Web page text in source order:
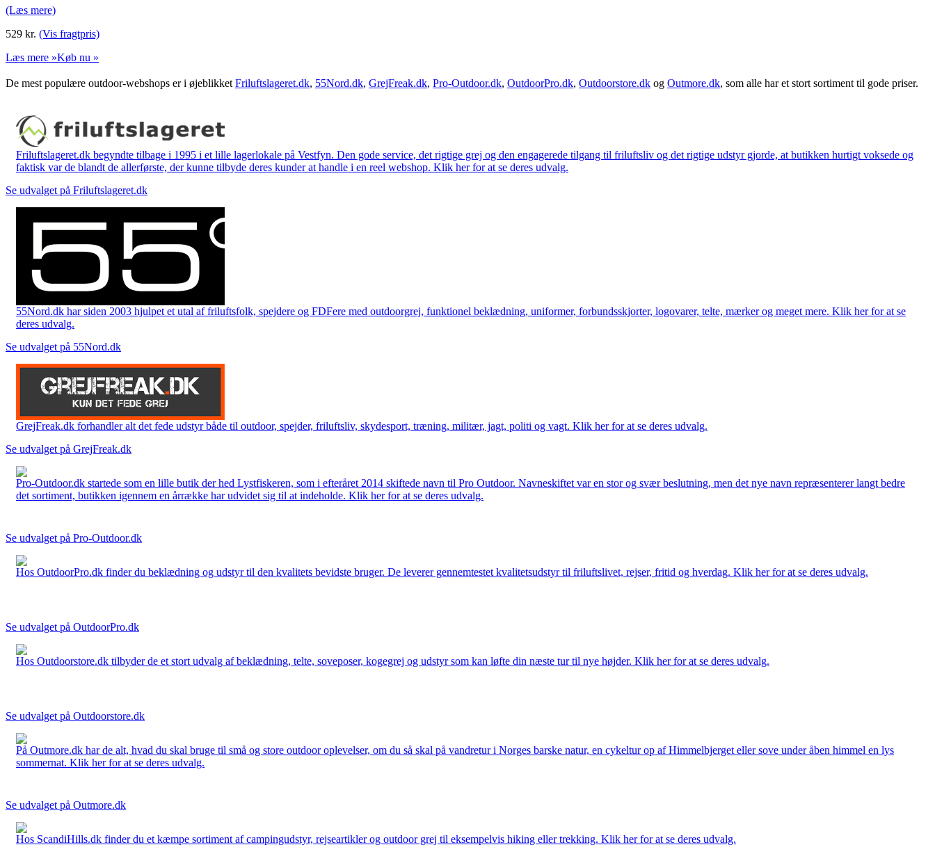
(Læs mere)
529 kr. (Vis fragtpris)
Læs mere »Køb nu »
De mest populære outdoor-webshops er i øjeblikket Friluftslageret.dk, 55Nord.dk, GrejFreak.dk, Pro-Outdoor.dk, OutdoorPro.dk, Outdoorstore.dk og Outmore.dk, som alle har et stort sortiment til gode priser.
Friluftslageret.dk begyndte tilbage i 1995 i et lille lagerlokale på Vestfyn. Den gode service, det rigtige grej og den engagerede tilgang til friluftsliv og det rigtige udstyr gjorde, at butikken hurtigt voksede og
faktisk var de blandt de allerførste, der kunne tilbyde deres kunder at handle i en reel webshop. Klik her for at se deres udvalg.
Se udvalget på Friluftslageret.dk
55Nord.dk har siden 2003 hjulpet et utal af friluftsfolk, spejdere og FDFere med outdoorgrej, funktionel beklædning, uniformer, forbundsskjorter, logovarer, telte, mærker og meget mere. Klik her for at se
deres udvalg.
Se udvalget på 55Nord.dk
GrejFreak.dk forhandler alt det fede udstyr både til outdoor, spejder, friluftsliv, skydesport, træning, militær, jagt, politi og vagt. Klik her for at se deres udvalg.
Se udvalget på GrejFreak.dk
Pro-Outdoor.dk startede som en lille butik der hed Lystfiskeren, som i efteråret 2014 skiftede navn til Pro Outdoor. Navneskiftet var en stor og svær beslutning, men det nye navn repræsenterer langt bedre
det sortiment, butikken igennem en årrække har udvidet sig til at indeholde. Klik her for at se deres udvalg.
Se udvalget på Pro-Outdoor.dk
Hos OutdoorPro.dk finder du beklædning og udstyr til den kvalitets bevidste bruger. De leverer gennemtestet kvalitetsudstyr til friluftslivet, rejser, fritid og hverdag. Klik her for at se deres udvalg.
Se udvalget på OutdoorPro.dk
Hos Outdoorstore.dk tilbyder de et stort udvalg af beklædning, telte, soveposer, kogegrej og udstyr som kan løfte din næste tur til nye højder. Klik her for at se deres udvalg.
Se udvalget på Outdoorstore.dk
På Outmore.dk har de alt, hvad du skal bruge til små og store outdoor oplevelser, om du så skal på vandretur i Norges barske natur, en cykeltur op af Himmelbjerget eller sove under åben himmel en lys
sommernat. Klik her for at se deres udvalg.
Se udvalget på Outmore.dk
Hos ScandiHills.dk finder du et kæmpe sortiment af campingudstyr, rejseartikler og outdoor grej til eksempelvis hiking eller trekking. Klik her for at se deres udvalg.